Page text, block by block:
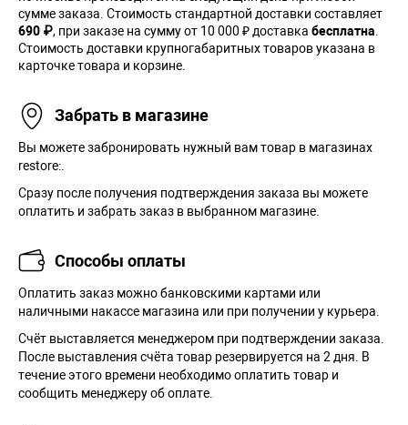
сумме заказа. Cтоимость стандартной доставки составляет
690 ₽, при заказе на сумму от 10 000 ₽ доставка бесплатна
Стоимость доставки крупногабаритных товаров указана в
карточке товара и корзине.
Забрать в магазине
Вы можете забронировать нужный вам товар в магазинах
restore:.
Сразу после получения подтверждения заказа вы можете
оплатить и забрать заказ в выбранном магазине.
Способы оплаты
Оплатить заказ можно банковскими картами или
наличными накассе магазина или при получении у курьера.
Cчёт выставляется менеджером при подтверждении заказа.
После выставления счёта товар резервируется на 2 дня. В
течение этого времени необходимо оплатить товар и
сообщить менеджеру об оплате.